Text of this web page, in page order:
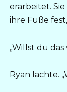
erarbeitet.
ihre Füße
„Willst du das
Ryan lachte.